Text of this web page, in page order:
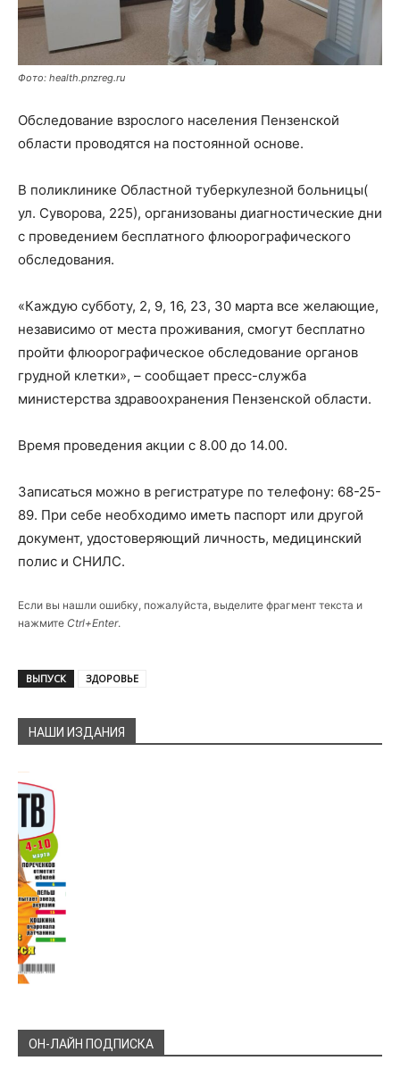
Фото: health.pnzreg.ru
Обследование взрослого населения Пензенской
области проводятся на постоянной основе.
В поликлинике Областной туберкулезной больницы(
ул. Суворова, 225), организованы диагностические дни
с проведением бесплатного флюорографического
обследования.
«Каждую субботу, 2, 9, 16, 23, 30 марта все желающие,
независимо от места проживания, смогут бесплатно
пройти флюорографическое обследование органов
грудной клетки», – сообщает пресс-служба
министерства здравоохранения Пензенской области.
Время проведения акции с 8.00 до 14.00.
Записаться можно в регистратуре по телефону: 68-25-
89. При себе необходимо иметь паспорт или другой
документ, удостоверяющий личность, медицинский
полис и СНИЛС.
Если вы нашли ошибку, пожалуйста, выделите фрагмент текста и
нажмите Ctrl+Enter.
ВЫПУСК ЗДОРОВЬЕ
НАШИ ИЗДАНИЯ
ОН-ЛАЙН ПОДПИСКА